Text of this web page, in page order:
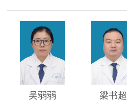
吴弱弱 梁书超